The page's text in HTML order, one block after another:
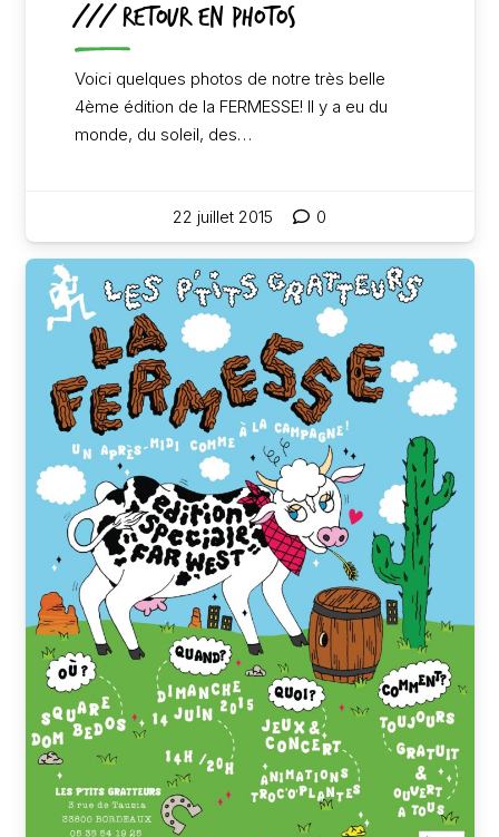
/// Retour en photos
Voici quelques photos de notre très belle
4ème édition de la FERMESSE! Il y a eu du
monde, du soleil, des…
22 juillet 2015 0